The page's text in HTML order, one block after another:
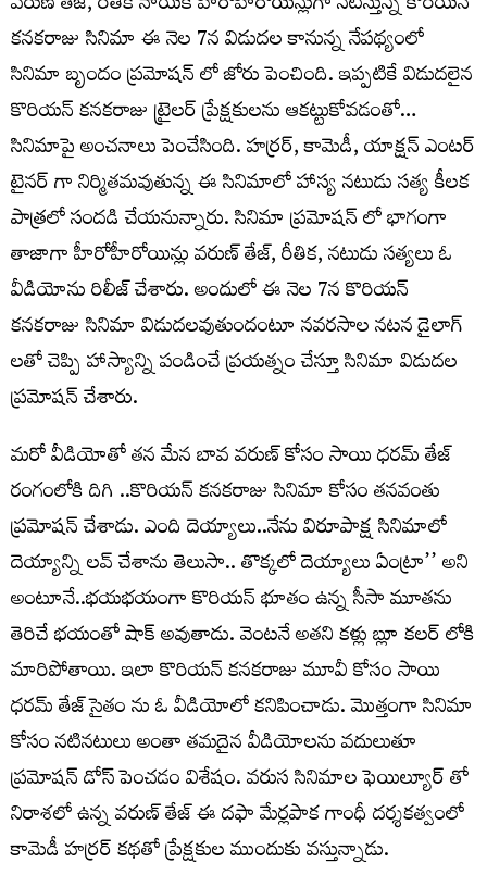
కనకరాజు సినిమా ఈ నెల 7న విడుదల కానున్న నేపథ్యంలో
సినిమా బృందం ప్రమోషన్ లో జోరు పెంచింది. ఇప్పటికే విడుదలైన
కొరియన్ కనకరాజు ట్రైలర్ ప్రేక్షకులను ఆకట్టుకోవడంతో…
సినిమాపై అంచనాలు పెంచేసింది. హర్రర్, కామెడీ, యాక్షన్ ఎంటర్
టైనర్ గా నిర్మితమవుతున్న ఈ సినిమాలో హాస్య నటుడు సత్య కీలక
పాత్రలో సందడి చేయనున్నారు. సినిమా ప్రమోషన్ లో భాగంగా
తాజాగా హీరోహీరోయిన్లు వరుణ్ తేజ్, రీతిక, నటుడు సత్యలు ఓ
వీడియోను రిలీజ్ చేశారు. అందులో ఈ నెల 7న కొరియన్
కనకరాజు సినిమా విడుదలవుతుందంటూ నవరసాల నటన డైలాగ్
లతో చెప్పి హాస్యాన్ని పండించే ప్రయత్నం చేస్తూ సినిమా విడుదల
ప్రమోషన్ చేశారు.
మరో వీడియోతో తన మేన బావ వరుణ్ కోసం సాయి ధరమ్ తేజ్
రంగంలోకి దిగి ..కొరియన్ కనకరాజు సినిమా కోసం తనవంతు
ప్రమోషన్ చేశాడు. ఎంది దెయ్యాలు..నేను విరూపాక్ష సినిమాలో
దెయ్యాన్ని లవ్ చేశాను తెలుసా.. తొక్కలో దెయ్యాలు ఏంట్రా’’ అని
అంటూనే..భయభయంగా కొరియన్ భూతం ఉన్న సీసా మూతను
తెరిచే భయంతో షాక్ అవుతాడు. వెంటనే అతని కళ్లు బ్లూ కలర్ లోకి
మారిపోతాయి. ఇలా కొరియన్ కనకరాజు మూవీ కోసం సాయి
ధరమ్ తేజ్ సైతం ను ఓ వీడియోలో కనిపించాడు. మొత్తంగా సినిమా
కోసం నటినటులు అంతా తమదైన వీడియోలను వదులుతూ
ప్రమోషన్ డోస్ పెంచడం విశేషం. వరుస సినిమాల ఫెయిల్యూర్ తో
నిరాశలో ఉన్న వరుణ్ తేజ్ ఈ దఫా మేర్లపాక గాంధీ దర్శకత్వంలో
కామెడీ హర్రర్ కథతో ప్రేక్షకుల ముందుకు వస్తున్నాడు.